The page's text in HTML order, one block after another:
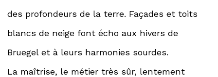
des profondeurs de la terre. Façades et toits
blancs de neige font écho aux hivers de
Bruegel et à leurs harmonies sourdes.
La maîtrise, le métier très sûr, lentement